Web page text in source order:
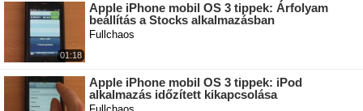
01:18
Apple iPhone mobil OS 3 tippek: Árfolyam
beállítás a Stocks alkalmazásban
Fullchaos
Apple iPhone mobil OS 3 tippek: iPod
alkalmazás időzített kikapcsolása